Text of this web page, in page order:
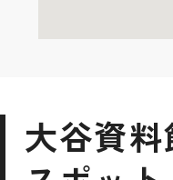
大谷資